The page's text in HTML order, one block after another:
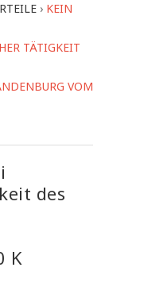
› KEIN
TÄTIGKEIT
VOM
des
K